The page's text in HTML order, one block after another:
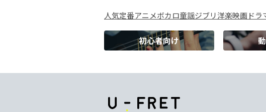
も う忘 れそう
人を
Dm
好きにな
D#maj7
れることに
Cm
Dm D#maj7
人気定番アニメボカロ童謡ジブリ洋楽映画ドラ
初心者向け